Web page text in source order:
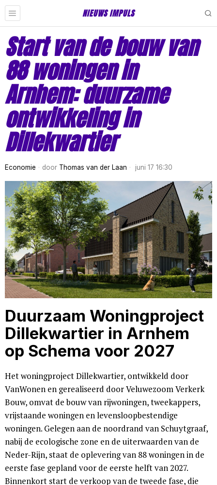
NIEUWS IMPULS
Start van de bouw van
88 woningen in
Arnhem: duurzame
ontwikkeling in
Dillekwartier
Economie door Thomas van der Laan juni 17 16:30
Duurzaam Woningproject
Dillekwartier in Arnhem
op Schema voor 2027
Het woningproject Dillekwartier, ontwikkeld door
VanWonen en gerealiseerd door Veluwezoom Verkerk
Bouw, omvat de bouw van rijwoningen, tweekappers,
vrijstaande woningen en levensloopbestendige
woningen. Gelegen aan de noordrand van Schuytgraaf,
nabij de ecologische zone en de uiterwaarden van de
Neder-Rijn, staat de oplevering van 88 woningen in de
eerste fase gepland voor de eerste helft van 2027.
Binnenkort start de verkoop van de tweede fase, die